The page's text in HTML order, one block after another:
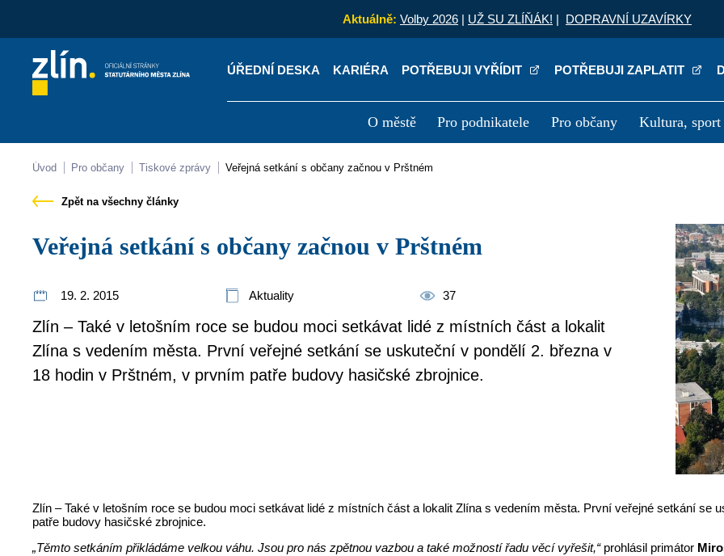
Aktuálně: Volby 2026 | UŽ SU ZLÍŇÁK! | DOPRAVNÍ UZAVÍRKY
ÚŘEDNÍ DESKA KARIÉRA POTŘEBUJI VYŘÍDIT POTŘEBUJI ZAPLATIT
O městě Pro podnikatele Pro občany Kultura, sport
Kontakty Úřední deska
Úvod Pro občany Tiskové zprávy Veřejná setkání s občany začnou v Prštném
Zpět na všechny články
Veřejná setkání s občany začnou v Prštném
19. 2. 2015 Aktuality 37
Zlín – Také v letošním roce se budou moci setkávat lidé z místních část a lokalit
Zlína s vedením města. První veřejné setkání se uskuteční v pondělí 2. března v
18 hodin v Prštném, v prvním patře budovy hasičské zbrojnice.
Zlín – Také v letošním roce se budou moci setkávat lidé z místních část a lokalit Zlína s vedením města. První veřejné setkání se
patře budovy hasičské zbrojnice.
„Těmto setkáním přikládáme velkou váhu. Jsou pro nás zpětnou vazbou a také možností řadu věcí vyřešit,“ prohlásil primátor